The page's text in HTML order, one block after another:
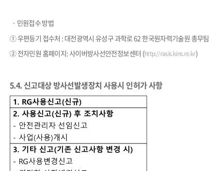
· 민원접수 방법
① 우편등기 접수처 : 대전광역시 유성구과학로 62한국원자력기술원 총무팀
② 전자민원 홈페이지: 사이버방사선안전정보센터 (http://rasis.kins.re.kr)
5.4. 신고대상 방사선발생장치 사용시 인허가 사항